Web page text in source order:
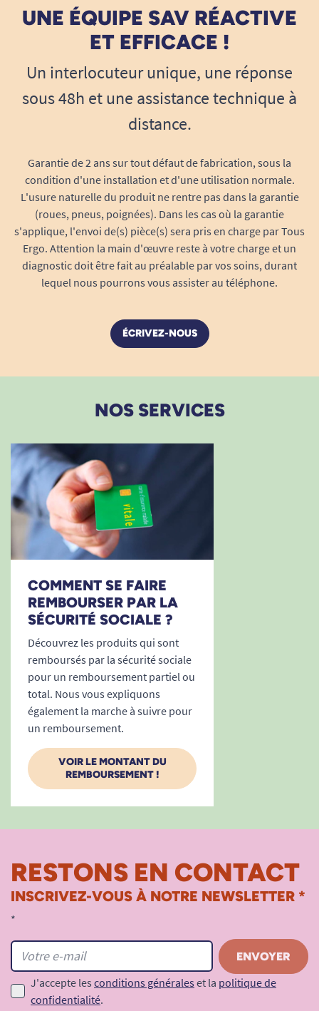
UNE ÉQUIPE SAV RÉACTIVE
ET EFFICACE !
Un interlocuteur unique, une réponse
sous 48h et une assistance technique à
distance.
Garantie de 2 ans sur tout défaut de fabrication, sous la
condition d'une installation et d'une utilisation normale.
L'usure naturelle du produit ne rentre pas dans la garantie
(roues, pneus, poignées). Dans les cas où la garantie
s'applique, l'envoi de(s) pièce(s) sera pris en charge par Tous
Ergo. Attention la main d'œuvre reste à votre charge et un
diagnostic doit être fait au préalable par vos soins, durant
lequel nous pourrons vous assister au téléphone.
ÉCRIVEZ-NOUS
NOS SERVICES
COMMENT SE FAIRE
REMBOURSER PAR LA
SÉCURITÉ SOCIALE ?
Découvrez les produits qui sont
remboursés par la sécurité sociale
pour un remboursement partiel ou
total. Nous vous expliquons
également la marche à suivre pour
un remboursement.
VOIR LE MONTANT DU
REMBOURSEMENT !
RESTONS EN CONTACT
INSCRIVEZ-VOUS À NOTRE NEWSLETTER *
*
J'accepte les conditions générales et la politique de
confidentialité.